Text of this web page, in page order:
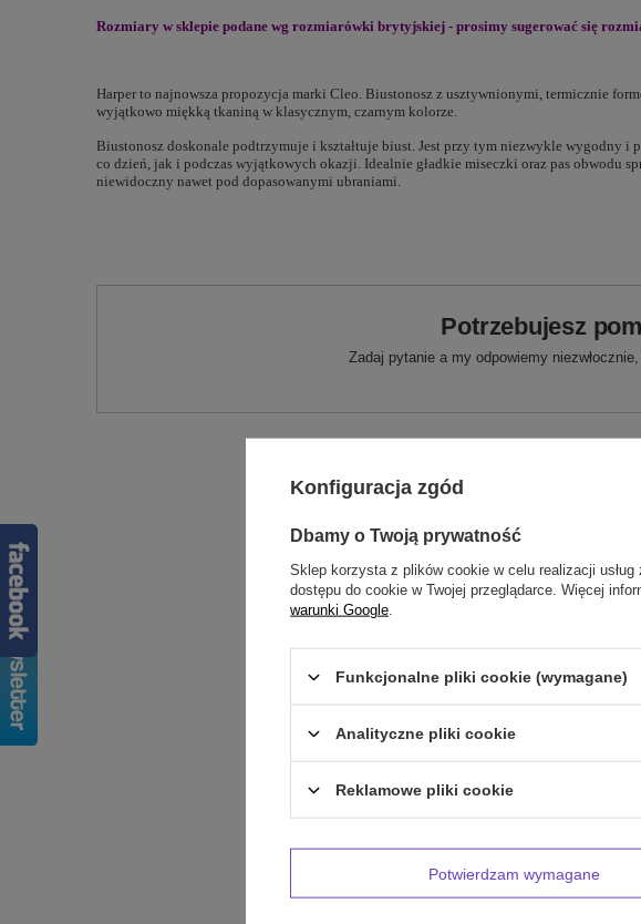
Rozmiary w sklepie podane wg rozmiarówki brytyjskiej - prosimy sugerować się
Harper to najnowsza propozycja marki Cleo. Biustonosz z usztywnionymi, termicznie
wyjątkowo miękką tkaniną w klasycznym, czarnym kolorze.
Biustonosz doskonale podtrzymuje i kształtuje biust. Jest przy tym niezwykle wygodny i
co dzień, jak i podczas wyjątkowych okazji. Idealnie gładkie miseczki oraz pas obwodu
niewidoczny nawet pod dopasowanymi ubraniami.
Potrzebujesz
Zadaj pytanie a my odpowiemy
Konfiguracja zgód
Dbamy o Twoją prywatność
Sklep korzysta z plików cookie w celu realizacji usług
dostępu do cookie w Twojej przeglądarce. Więcej
warunki Google
Funkcjonalne pliki cookie (wymagane)
Analityczne pliki cookie
Reklamowe pliki cookie
Potwierdzam wymagane